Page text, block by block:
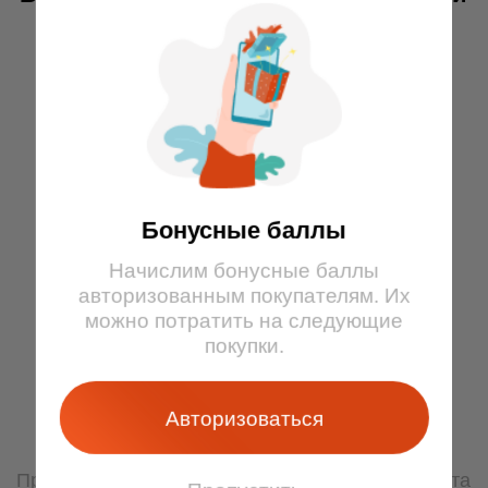
Бонусные баллы
Начислим бонусные баллы
авторизованным покупателям. Их
можно потратить на следующие
покупки.
Авторизоваться
школьных каникул
Для взрослых
Для детей старше 3 лет, школьников
При предъявлении подтверждающего документа